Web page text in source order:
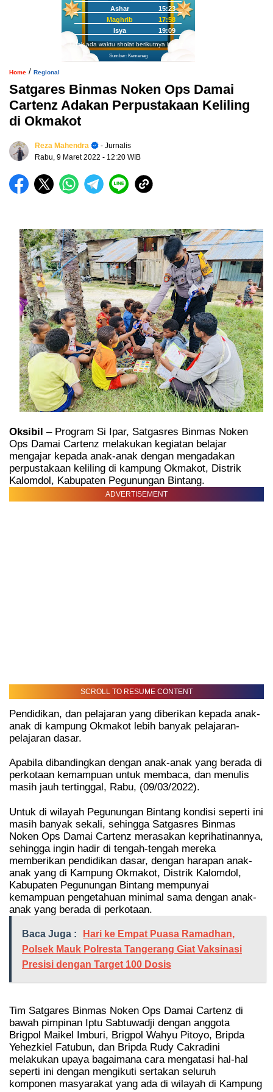
Ashar
15:23
Maghrib
17:58
Isya
19:09
Tidak ada waktu sholat berikutnya hari ini.
Sumber: Kemenag
Home / Regional
Satgares Binmas Noken Ops Damai
Cartenz Adakan Perpustakaan Keliling
di Okmakot
Reza Mahendra
- Jurnalis
Rabu, 9 Maret 2022 - 12:20 WIB
Oksibil – Program Si Ipar, Satgasres Binmas Noken
Ops Damai Cartenz melakukan kegiatan belajar
mengajar kepada anak-anak dengan mengadakan
perpustakaan keliling di kampung Okmakot, Distrik
Kalomdol, Kabupaten Pegunungan Bintang.
ADVERTISEMENT
SCROLL TO RESUME CONTENT
Pendidikan, dan pelajaran yang diberikan kepada anak-
anak di kampung Okmakot lebih banyak pelajaran-
pelajaran dasar.
Apabila dibandingkan dengan anak-anak yang berada di
perkotaan kemampuan untuk membaca, dan menulis
masih jauh tertinggal, Rabu, (09/03/2022).
Untuk di wilayah Pegunungan Bintang kondisi seperti ini
masih banyak sekali, sehingga Satgasres Binmas
Noken Ops Damai Cartenz merasakan keprihatinannya,
sehingga ingin hadir di tengah-tengah mereka
memberikan pendidikan dasar, dengan harapan anak-
anak yang di Kampung Okmakot, Distrik Kalomdol,
Kabupaten Pegunungan Bintang mempunyai
kemampuan pengetahuan minimal sama dengan anak-
anak yang berada di perkotaan.
Baca Juga :
Hari ke Empat Puasa Ramadhan,
Polsek Mauk Polresta Tangerang Giat Vaksinasi
Presisi dengan Target 100 Dosis
Tim Satgares Binmas Noken Ops Damai Cartenz di
bawah pimpinan Iptu Sabtuwadji dengan anggota
Brigpol Maikel Imburi, Brigpol Wahyu Pitoyo, Bripda
Yehezkiel Fatubun, dan Bripda Rudy Cakradini
melakukan upaya bagaimana cara mengatasi hal-hal
seperti ini dengan mengikuti sertakan seluruh
komponen masyarakat yang ada di wilayah di Kampung